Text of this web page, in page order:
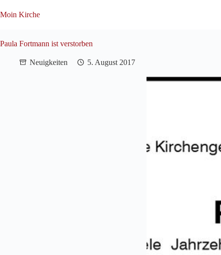
Inhalt
Moin Kirche
Paula Fortmann ist verstorben
Neuigkeiten 5. August 2017